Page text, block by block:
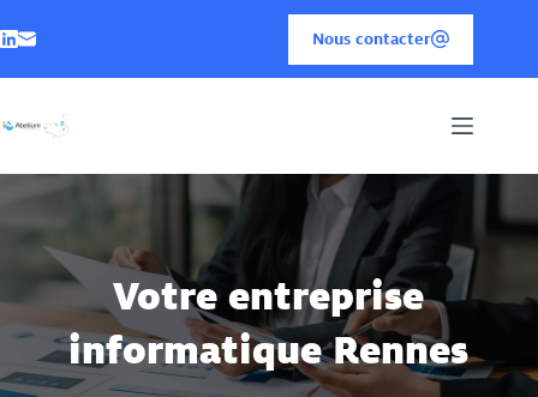
Nous contacter
Votre entreprise
informatique Rennes